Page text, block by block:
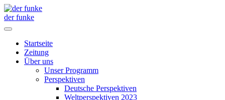
der funke
Startseite
Zeitung
Über uns
Unser Programm
Perspektiven
Deutsche Perspektiven
Weltperspektiven 2023